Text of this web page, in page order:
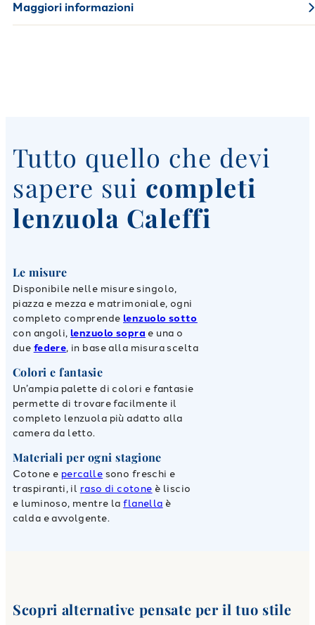
Maggiori informazioni
Tutto quello che devi
sapere sui completi
lenzuola Caleffi
Le misure
Disponibile nelle misure singolo,
piazza e mezza e matrimoniale, ogni
completo comprende lenzuolo sotto
con angoli, lenzuolo sopra e una o
due federe, in base alla misura scelta
Colori e fantasie
Un’ampia palette di colori e fantasie
permette di trovare facilmente il
completo lenzuola più adatto alla
camera da letto.
Materiali per ogni stagione
Cotone e percalle sono freschi e
traspiranti, il raso di cotone è liscio
e luminoso, mentre laflanella è
calda e avvolgente.
Scopri alternative pensate per il tuo stile